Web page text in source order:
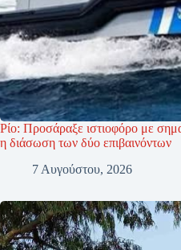
Ρίο: Προσάραξε ιστιοφόρο με
η διάσωση των δύο επιβαινόντων
7 Αυγούστου, 2026